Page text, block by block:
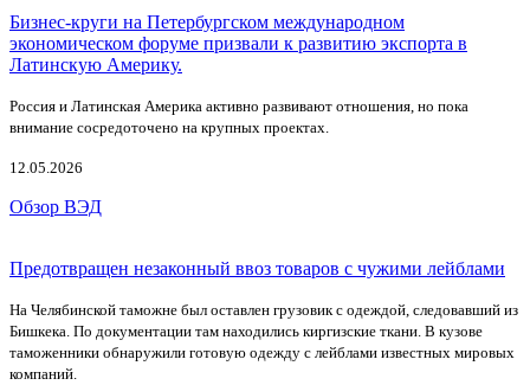
Бизнес-круги на Петербургском международном
экономическом форуме призвали к развитию экспорта в
Латинскую Америку.
Россия и Латинская Америка активно развивают отношения, но пока
внимание сосредоточено на крупных проектах.
12.05.2026
Обзор ВЭД
Предотвращен незаконный ввоз товаров с чужими лейблами
На Челябинской таможне был оставлен грузовик с одеждой, следовавший из
Бишкека. По документации там находились киргизские ткани. В кузове
таможенники обнаружили готовую одежду с лейблами известных мировых
компаний.